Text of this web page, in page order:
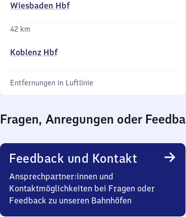
Wiesbaden Hbf
42 km
Koblenz Hbf
Entfernungen in Luftlinie
Fragen, Anregungen oder
Feedback und Kontakt
Ansprechpartner:innen und
Kontaktmöglichkeiten bei Fragen oder
Feedback zu unseren Bahnhöfen